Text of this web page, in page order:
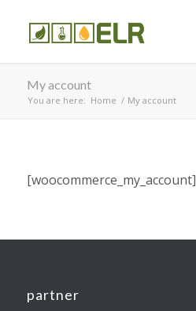
My account
You are here: Home / My account
[woocommerce_my_account]
partner